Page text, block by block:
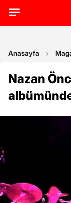
Anasayfa
Nazan